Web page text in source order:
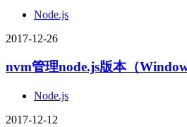
Node.js
2017-12-26
nvm管理node.js版本（
Node.js
2017-12-12